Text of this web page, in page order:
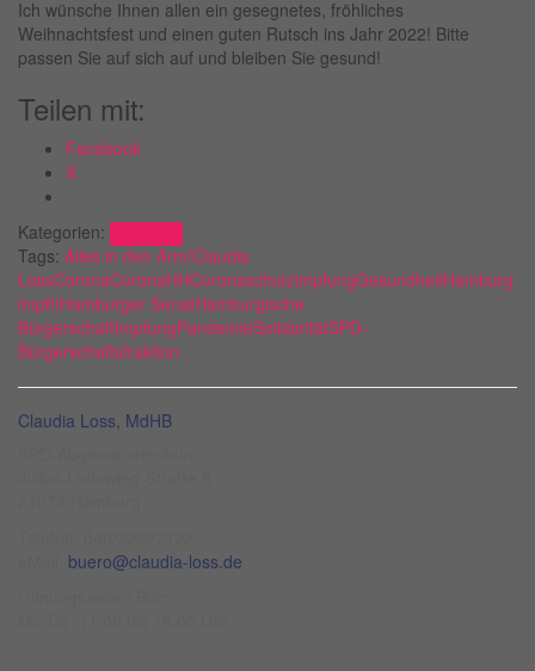
Ich wünsche Ihnen allen ein gesegnetes, fröhliches
Weihnachtsfest und einen guten Rutsch ins Jahr 2022! Bitte
passen Sie auf sich auf und bleiben Sie gesund!
Teilen mit:
Facebook
X
Kategorien:
Tags: Alles in den Arm!Claudia
LossCoronaCoronaHHCoronaschutzimpfungGesundheitHamburg
impft!Hamburger SenatHamburgische
BürgerschaftImpfungPandemieSolidaritätSPD-
Bürgerschaftsfraktion
Claudia Loss, MdHB
buero@claudia-loss.de